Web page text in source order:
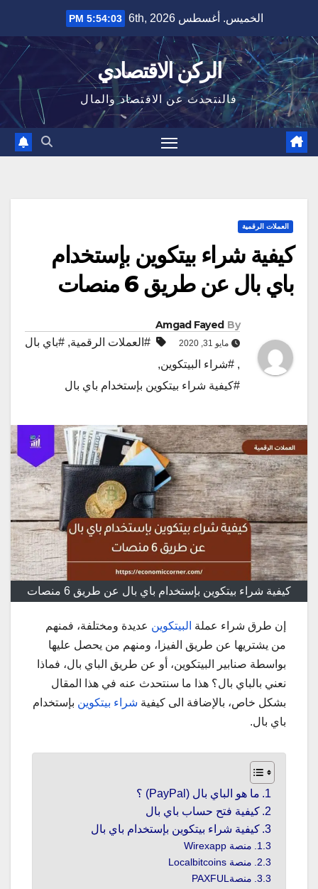
content
الخميس. أغسطس 6th, 2026 5:54:04 PM
الركن الاقتصادي
فالنتحدث عن الاقتصاد والمال
العملات الرقمية
كيفية شراء بيتكوين بإستخدام
باي بال عن طريق 6 منصات
By
Amgad Fayed
مايو 31, 2020 #العملات الرقمية, #باي بال
, #شراء البيتكوين,
#كيفية شراء بيتكوين بإستخدام باي بال
كيفية شراء بيتكوين بإستخدام باي بال عن طريق 6 منصات
إن طرق شراء عملة البيتكوين عديدة ومختلفة، فمنهم
من يشتريها عن طريق الفيزا، ومنهم من يحصل عليها
بواسطة صنابير البيتكوين، أو عن طريق الباي بال، فماذا
نعني بالباي بال؟ هذا ما سنتحدث عنه في هذا المقال
بشكل خاص، بالإضافة الى كيفية شراء بيتكوين بإستخدام
باي بال.
ما هو الباي بال (PayPal) ؟
كيفية فتح حساب باي بال
كيفية شراء بيتكوين بإستخدام باي بال
منصة Wirexapp
منصة Localbitcoins
منصةPAXFUL